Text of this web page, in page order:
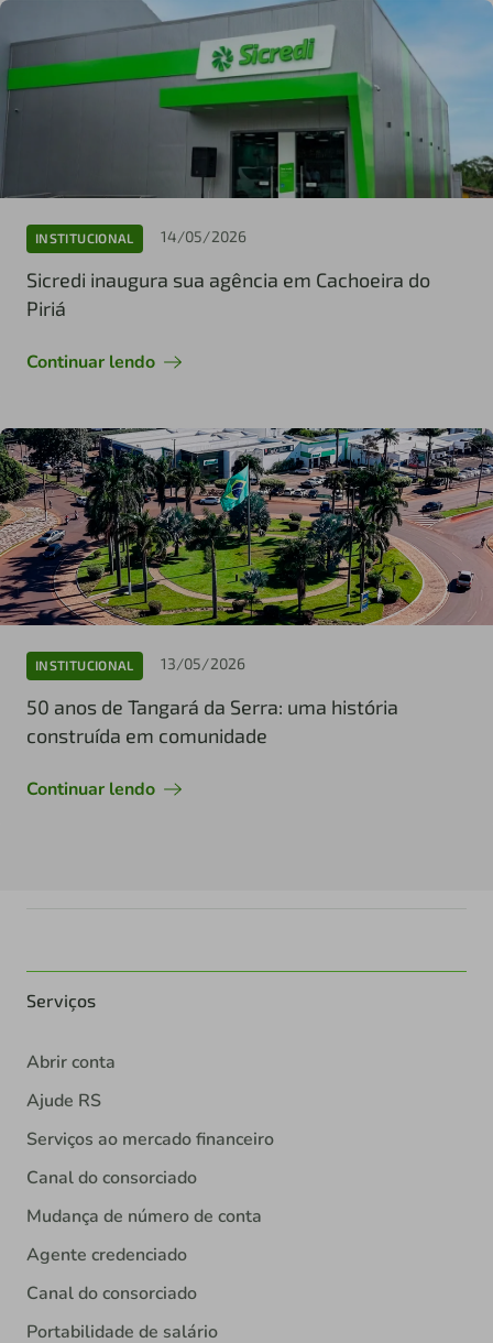
INSTITUCIONAL 14/05/2026
Sicredi inaugura sua agência em Cachoeira do
Piriá
Continuar lendo
INSTITUCIONAL 13/05/2026
50 anos de Tangará da Serra: uma história
construída em comunidade
Continuar lendo
Serviços
Abrir conta
Ajude RS
Serviços ao mercado financeiro
Canal do consorciado
Mudança de número de conta
Agente credenciado
Canal do consorciado
Portabilidade de salário